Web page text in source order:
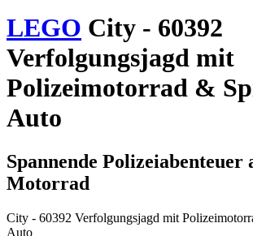
LEGO City - 60392
Verfolgungsjagd mit
Polizeimotorrad &
Auto
Spannende Polizeiabenteuer
Motorrad
City - 60392 Verfolgungsjagd mit
Auto